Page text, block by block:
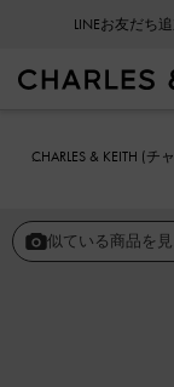
会員登録＋ニュ
CHARLES & KEITH (
似ている商品を見